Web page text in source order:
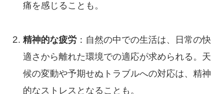
痛を感じることも。
精神的な疲労：自然の中での生活は、日常の快
適さから離れた環境での適応が求められる。天
候の変動や予期せぬトラブルへの対応は、精神
的なストレスとなることも。